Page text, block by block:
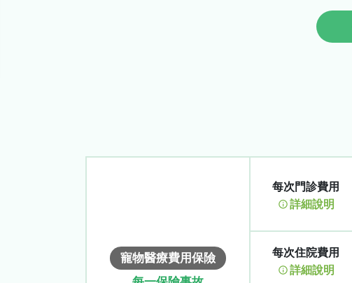
寵物醫療費用保險
每次門診費用
詳細說明
每次住院費用
詳細說明